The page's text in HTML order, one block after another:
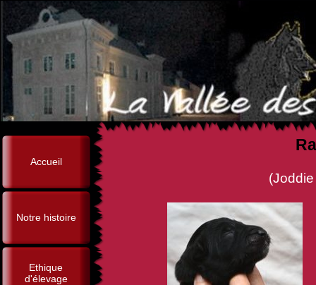
Accueil
Notre histoire
Ethique
d'élevage
(Joddie de la Vallée des